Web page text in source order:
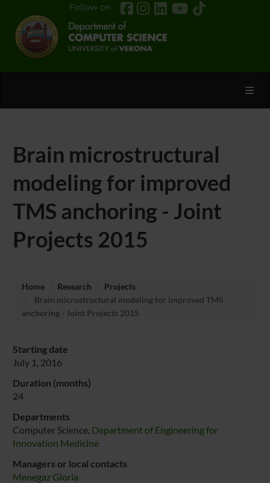
Follow on
Brain microstructural
modeling for improved
TMS anchoring - Joint
Projects 2015
Home Research
Projects
Brain microstructural modeling for improved TMS
anchoring - Joint Projects 2015
Starting date
July 1, 2016
Duration (months)
24
Departments
Computer Science, Department of Engineering for
Innovation Medicine
Managers or local contacts
Menegaz Gloria